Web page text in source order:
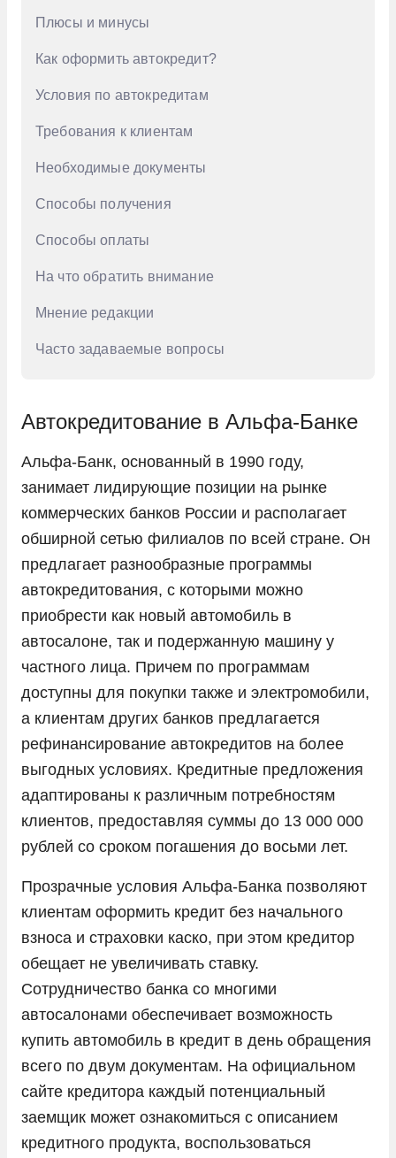
GAC
Geely
Genesis
Haval
Jac
Jaecoo
Jetour
Land Rover
Lifan
Livan
LiXiang
Mercedes-Benz
Mini
Mitsubishi
Omoda
Opel
Peugeot
Porsche
Ram
Skoda
Solaris
Sollers
SsangYong
Subaru
Suzuki
Плюсы и минусы
Как оформить автокредит?
Условия по автокредитам
Требования к клиентам
Необходимые документы
Способы получения
Способы оплаты
На что обратить внимание
Мнение редакции
Часто задаваемые вопросы
Автокредитование в Альфа-Банке
Альфа-Банк, основанный в 1990 году,
занимает лидирующие позиции на рынке
коммерческих банков России и располагает
обширной сетью филиалов по всей стране. Он
предлагает разнообразные программы
автокредитования, с которыми можно
приобрести как новый автомобиль в
автосалоне, так и подержанную машину у
частного лица. Причем по программам
доступны для покупки также и электромобили,
а клиентам других банков предлагается
рефинансирование автокредитов на более
выгодных условиях. Кредитные предложения
адаптированы к различным потребностям
клиентов, предоставляя суммы до 13 000 000
рублей со сроком погашения до восьми лет.
Прозрачные условия Альфа-Банка позволяют
клиентам оформить кредит без начального
взноса и страховки каско, при этом кредитор
обещает не увеличивать ставку.
Сотрудничество банка со многими
автосалонами обеспечивает возможность
купить автомобиль в кредит в день обращения
всего по двум документам. На официальном
сайте кредитора каждый потенциальный
заемщик может ознакомиться с описанием
кредитного продукта, воспользоваться